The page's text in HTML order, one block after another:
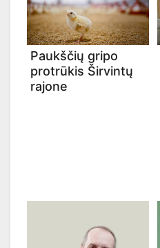
Paukščių gripo
protrūkis Širvintų
rajone